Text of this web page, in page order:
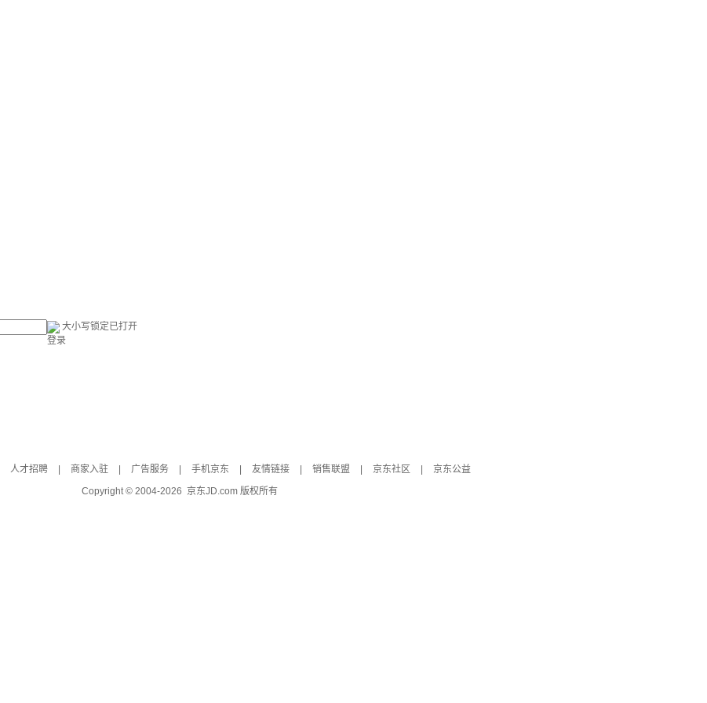
大小写锁定已打开
登录
人才招聘 商家入驻 广告服务 手机京东 友情链接 销售联盟 京东社区
京东公益
Copyright © 2004-2026 京东JD.com 版权所有